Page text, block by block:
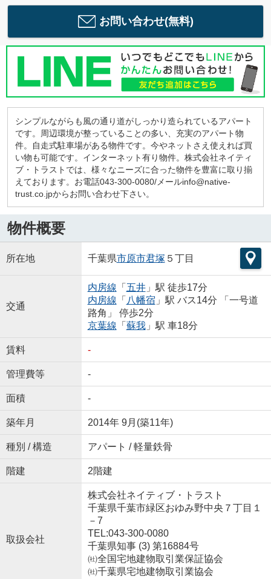
お問い合わせ(無料)
シンプルながらも風の通り道がしっかり造られているアパート
です。周辺環境が整っていることの多い、充実のアパート物
件。自走式駐車場がある物件です。今やネットさえ使えれば買
い物も可能です。インターネット有り物件。株式会社ネイティ
ブ・トラストでは、様々なニーズに合った物件を豊富に取り揃
えております。お電話043-300-0080/メールinfo@native-
trust.co.jpからお問い合わせ下さい。
物件概要
所在地 千葉県市原市君塚 ５丁目
交通
内房線 「 五井」駅 徒歩17分
内房線 「 八幡宿 」駅 バス14分 「一号道
路角」 停歩2分
京葉線 「 蘇我」駅 車18分
賃料 -
管理費等 -
面積 -
築年月 2014年 9月(築11年)
種別 / 構造 アパート / 軽量鉄骨
階建 2階建
取扱会社
株式会社ネイティブ・トラスト
千葉県千葉市緑区おゆみ野中央７丁目１
－7
TEL:043-300-0080
千葉県知事 (3) 第16884号
㈳全国宅地建物取引業保証協会
㈳千葉県宅地建物取引業協会